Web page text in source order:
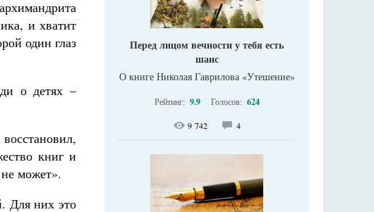
и хватит
один глаз
о детях –
книг и
может».
Для них это
Перед лицом вечности у тебя есть
шанс
О книге Николая Гаврилова «Утешение»
Рейтинг: 9.9 Голосов: 624
9 742 4